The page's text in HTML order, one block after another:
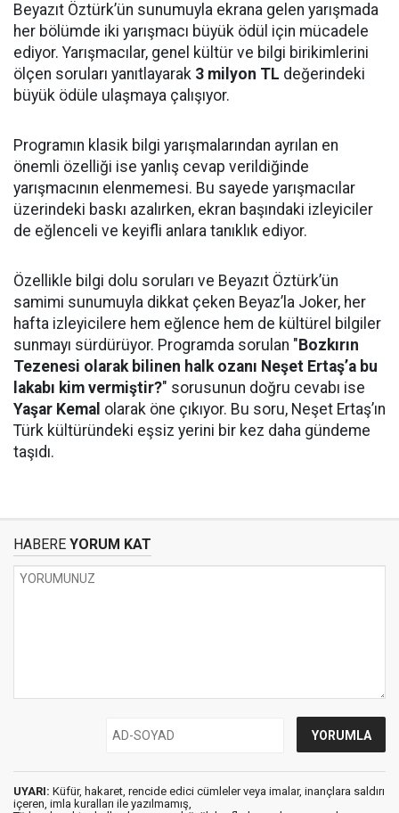
Beyazıt Öztürk’ün sunumuyla ekrana gelen yarışmada
her bölümde iki yarışmacı büyük ödül için mücadele
ediyor. Yarışmacılar, genel kültür ve bilgi birikimlerini
ölçen soruları yanıtlayarak 3 milyon TL değerindeki
büyük ödüle ulaşmaya çalışıyor.
Programın klasik bilgi yarışmalarından ayrılan en
önemli özelliği ise yanlış cevap verildiğinde
yarışmacının elenmemesi. Bu sayede yarışmacılar
üzerindeki baskı azalırken, ekran başındaki izleyiciler
de eğlenceli ve keyifli anlara tanıklık ediyor.
Özellikle bilgi dolu soruları ve Beyazıt Öztürk’ün
samimi sunumuyla dikkat çeken Beyaz’la Joker, her
hafta izleyicilere hem eğlence hem de kültürel bilgiler
sunmayı sürdürüyor. Programda sorulan " Bozkırın
Tezenesi olarak bilinen halk ozanı Neşet Ertaş’a bu
lakabı kim vermiştir?" sorusunun doğru cevabı ise
Yaşar Kemal olarak öne çıkıyor. Bu soru, Neşet Ertaş’ın
Türk kültüründeki eşsiz yerini bir kez daha gündeme
taşıdı.
HABERE YORUM KAT
UYARI: Küfür, hakaret, rencide edici cümleler veya imalar, inançlara saldırı
içeren, imla kuralları ile yazılmamış,